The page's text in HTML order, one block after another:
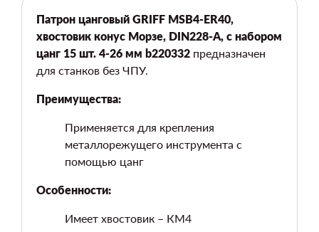
Патрон цанговый GRIFF MSB4-ER40,
хвостовик конус Морзе, DIN228-A, с набором
цанг 15 шт. 4-26 мм b220332 предназначен
для станков без ЧПУ.
Преимущества:
Применяется для крепления
металлорежущего инструмента с
помощью цанг
Особенности:
Имеет хвостовик – КМ4